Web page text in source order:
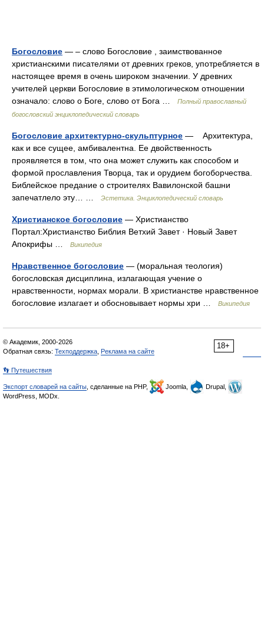
Богословие — – слово Богословие , заимствованное
христианскими писателями от древних греков, употребляется в
настоящее время в очень широком значении. У древних
учителей церкви Богословие в этимологическом отношении
означало: слово о Боге, слово от Бога …
Полный православный
богословский энциклопедический словарь
Богословие архитектурно-скульптурное — Архитектура,
как и все сущее, амбивалентна. Ее двойственность
проявляется в том, что она может служить как способом и
формой прославления Творца, так и орудием богоборчества.
Библейское предание о строителях Вавилонской башни
запечатлело эту… …
Эстетика. Энциклопедический словарь
Христианское богословие — Христианство
Портал:Христианство Библия Ветхий Завет · Новый Завет
Апокрифы …
Википедия
Нравственное богословие — (моральная теология)
богословская дисциплина, излагающая учение о
нравственности, нормах морали. В христианстве нравственное
богословие излагает и обосновывает нормы хри …
Википедия
18+
© Академик, 2000-2026
Обратная связь: Техподдержка Реклама на сайте
👣 Путешествия
Экспорт словарей на сайты , сделанные на PHP, Joomla,
Drupal,
WordPress, MODx.